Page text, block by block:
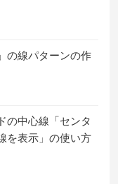
の線パターンの作
の中心線「センタ
を表示」の使い方